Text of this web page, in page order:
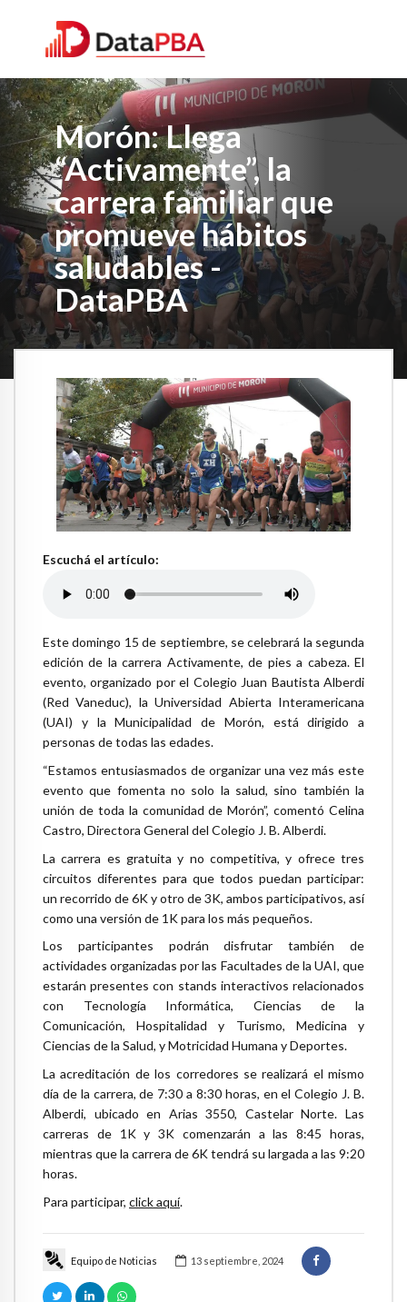
Morón: Llega
“Activamente”, la
carrera familiar que
promueve hábitos
saludables -
DataPBA
Equipo de Noticias 13 septiembre, 2024
Escuchá el artículo:
Este domingo 15 de septiembre, se celebrará la segunda
edición de la carrera Activamente, de pies a cabeza. El
evento, organizado por el Colegio Juan Bautista Alberdi
(Red Vaneduc), la Universidad Abierta Interamericana
(UAI) y la Municipalidad de Morón, está dirigido a
personas de todas las edades.
“Estamos entusiasmados de organizar una vez más este
evento que fomenta no solo la salud, sino también la
unión de toda la comunidad de Morón”, comentó Celina
Castro, Directora General del Colegio J. B. Alberdi.
La carrera es gratuita y no competitiva, y ofrece tres
circuitos diferentes para que todos puedan participar:
un recorrido de 6K y otro de 3K, ambos participativos, así
como una versión de 1K para los más pequeños.
Los participantes podrán disfrutar también de
actividades organizadas por las Facultades de la UAI, que
estarán presentes con stands interactivos relacionados
con Tecnología Informática, Ciencias de la
Comunicación, Hospitalidad y Turismo, Medicina y
Ciencias de la Salud, y Motricidad Humana y Deportes.
La acreditación de los corredores se realizará el mismo
día de la carrera, de 7:30 a 8:30 horas, en el Colegio J. B.
Alberdi, ubicado en Arias 3550, Castelar Norte. Las
carreras de 1K y 3K comenzarán a las 8:45 horas,
mientras que la carrera de 6K tendrá su largada a las 9:20
horas.
Para participar, click aquí.